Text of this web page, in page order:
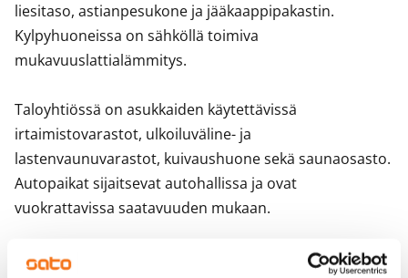
liesitaso, astianpesukone ja jääkaappipakastin.
Kylpyhuoneissa on sähköllä toimiva
mukavuuslattialämmitys.
Taloyhtiössä on asukkaiden käytettävissä
irtaimistovarastot, ulkoiluväline- ja
lastenvaunuvarastot, kuivaushuone sekä saunaosasto.
Autopaikat sijaitsevat autohallissa ja ovat
vuokrattavissa saatavuuden mukaan.
Sopimus ja maksut